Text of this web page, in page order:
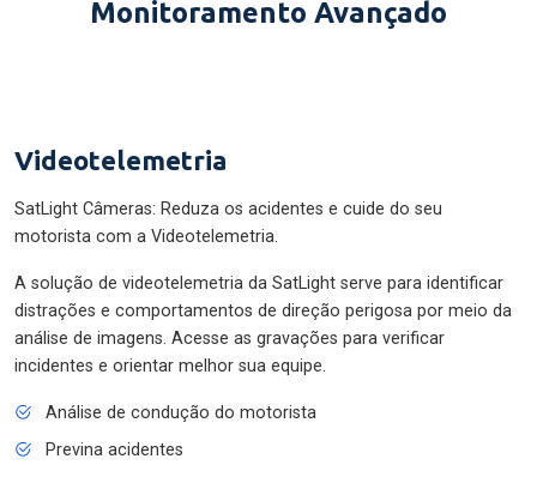
Monitoramento Avançado
Videotelemetria
SatLight Câmeras: Reduza os acidentes e cuide do seu
motorista com a Videotelemetria.
A solução de videotelemetria da SatLight serve para identificar
distrações e comportamentos de direção perigosa por meio da
análise de imagens. Acesse as gravações para verificar
incidentes e orientar melhor sua equipe.
Análise de condução do motorista
Previna acidentes